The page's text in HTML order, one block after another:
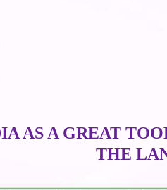
AS A GREAT
THE